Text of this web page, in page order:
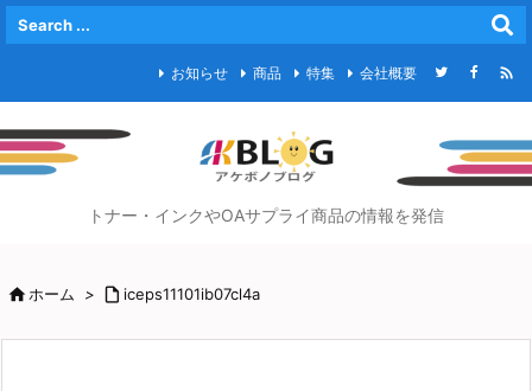
お知らせ 商品 特集 会社概要 
トナー・インクやOAサプライ商品の情報を発信
ホーム >  iceps11101ib07cl4a